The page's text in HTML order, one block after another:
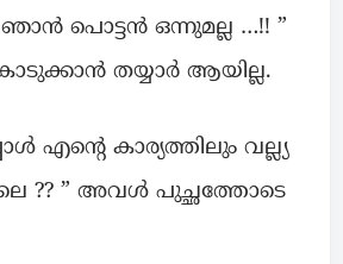
പൊട്ടൻ ഒന്നുമല്ല …!! ”
തയ്യാർ ആയില്ല.
എന്റെ കാര്യത്തിലും വല്ല്യ
?? ” അവൾ പുച്ഛത്തോടെ